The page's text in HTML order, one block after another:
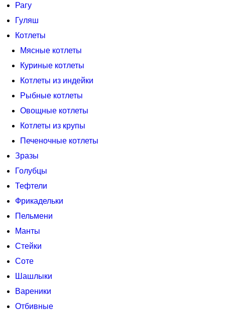
Рагу
Гуляш
Котлеты
Мясные котлеты
Куриные котлеты
Котлеты из индейки
Рыбные котлеты
Овощные котлеты
Котлеты из крупы
Печеночные котлеты
Зразы
Голубцы
Тефтели
Фрикадельки
Пельмени
Манты
Стейки
Соте
Шашлыки
Вареники
Отбивные